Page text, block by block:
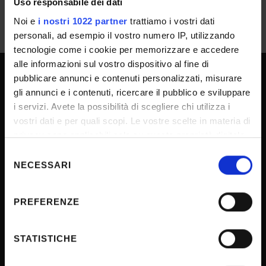
Uso responsabile dei dati
Noi e i nostri 1022 partner trattiamo i vostri dati
personali, ad esempio il vostro numero IP, utilizzando
tecnologie come i cookie per memorizzare e accedere
alle informazioni sul vostro dispositivo al fine di
pubblicare annunci e contenuti personalizzati, misurare
gli annunci e i contenuti, ricercare il pubblico e sviluppare
i servizi. Avete la possibilità di scegliere chi utilizza i
vostri dati e per quali scopi. Le vostre scelte in materia di
privacy sono applicabili solo su questa proprietà digitale
modificare o revocare il proprio consenso in qualsiasi
momento dalla Dichiarazione sui cookie o facendo clic
raccogliere informazioni sulla tua posizione
geografica, con un'approssimazione di qualche
delNECESSARI
PREFERENZE
STATISTICHE
SPORTELLO ATENEO
Amministrazione trasparente